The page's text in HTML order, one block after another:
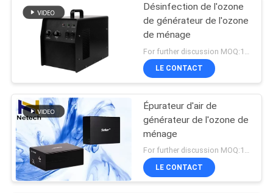
Désinfection de l'ozone
de générateur de l'ozone
de ménage
LE CONTACT
Épurateur d'air de
générateur de l'ozone de
ménage
For further discussion MOQ:1 UNITÉ
LE CONTACT